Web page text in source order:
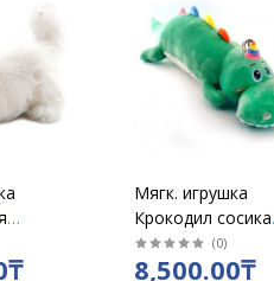
38см
Мягк. игрушка
Крокодил сосика
110см
(0)
8,500.00₸